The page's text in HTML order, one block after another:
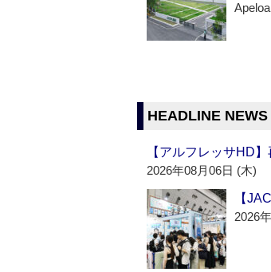
HEADLINE NEWS
【アルフレッサHD
2026年08月06日 (木)
【
2026